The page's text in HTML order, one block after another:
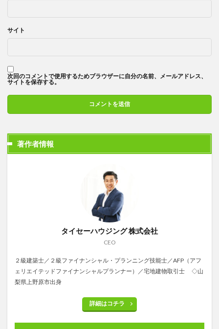
サイト
次回のコメントで使用するためブラウザーに自分の名前、メールアドレス、
サイトを保存する。
著作者情報
タイセーハウジング 株式会社
CEO
２級建築士／２級ファイナンシャル・プランニング技能士／AFP（アフ
ェリエイテッドファイナンシャルプランナー）／宅地建物取引士 ◇山
梨県上野原市出身
詳細はコチラ